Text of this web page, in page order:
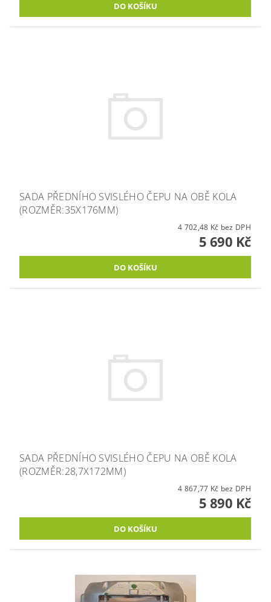
SADA PŘEDNÍHO SVISLÉHO ČEPU NA OBĚ KOLA
(ROZMĚR:35X176MM)
4 702,48 Kč bez DPH
5 690 Kč
SADA PŘEDNÍHO SVISLÉHO ČEPU NA OBĚ KOLA
(ROZMĚR:28,7X172MM)
4 867,77 Kč bez DPH
5 890 Kč